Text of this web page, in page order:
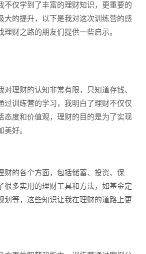
不仅学到了丰富的理财知识，更重要的
大的提升，以下是我对这次训练营的感
财之路的朋友们提供一些启示。
理财的认知非常有限，只知道存钱、
过训练营的学习，我明白了理财不仅仅
态度和价值观，理财的目的是为了实现
好。
财的各个方面，包括储蓄、投资、保
很多实用的理财工具和方法，如基金定
划等，这些知识让我在理财的道路上更